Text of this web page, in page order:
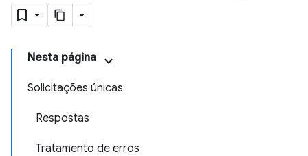
Nesta página
Solicitações únicas
Respostas
Tratamento de erros